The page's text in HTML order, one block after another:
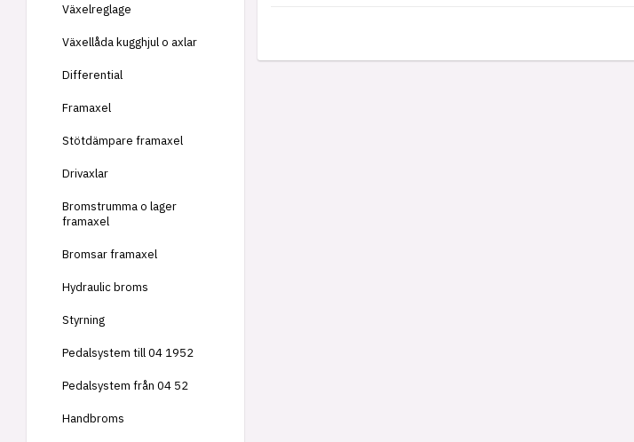
Växelreglage
Växellåda kugghjul o axlar
Differential
Framaxel
Stötdämpare framaxel
Drivaxlar
Bromstrumma o lager
framaxel
Bromsar framaxel
Hydraulic broms
Styrning
Pedalsystem till 04 1952
Pedalsystem från 04 52
Handbroms